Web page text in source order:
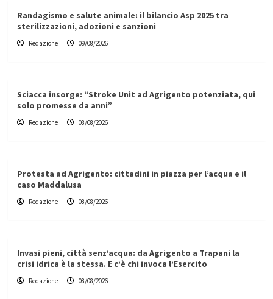
Randagismo e salute animale: il bilancio Asp 2025 tra
sterilizzazioni, adozioni e sanzioni
Redazione 09/08/2026
Sciacca insorge: “Stroke Unit ad Agrigento potenziata, qui
solo promesse da anni”
Redazione 08/08/2026
Protesta ad Agrigento: cittadini in piazza per l’acqua e il
caso Maddalusa
Redazione 08/08/2026
Invasi pieni, città senz’acqua: da Agrigento a Trapani la
crisi idrica è la stessa. E c’è chi invoca l’Esercito
Redazione 08/08/2026